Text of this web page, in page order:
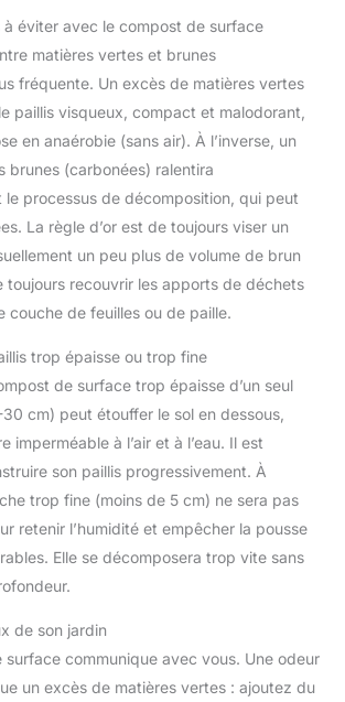
à éviter avec le compost de surface
matières vertes et brunes
fréquente. Un excès de matières vertes
paillis visqueux, compact et malodorant,
en anaérobie (sans air). À l’inverse, un
brunes (carbonées) ralentira
le processus de décomposition, qui peut
La règle d’or est de toujours viser un
un peu plus de volume de brun
toujours recouvrir les apports de déchets
couche de feuilles ou de paille.
trop épaisse ou trop fine
de surface trop épaisse d’un seul
cm) peut étouffer le sol en dessous,
imperméable à l’air et à l’eau. Il est
son paillis progressivement. À
trop fine (moins de 5 cm) ne sera pas
retenir l’humidité et empêcher la pousse
Elle se décomposera trop vite sans
de son jardin
communique avec vous. Une odeur
un excès de matières vertes : ajoutez du